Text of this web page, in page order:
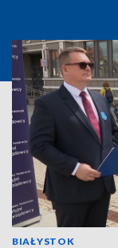
BIAŁYSTOK